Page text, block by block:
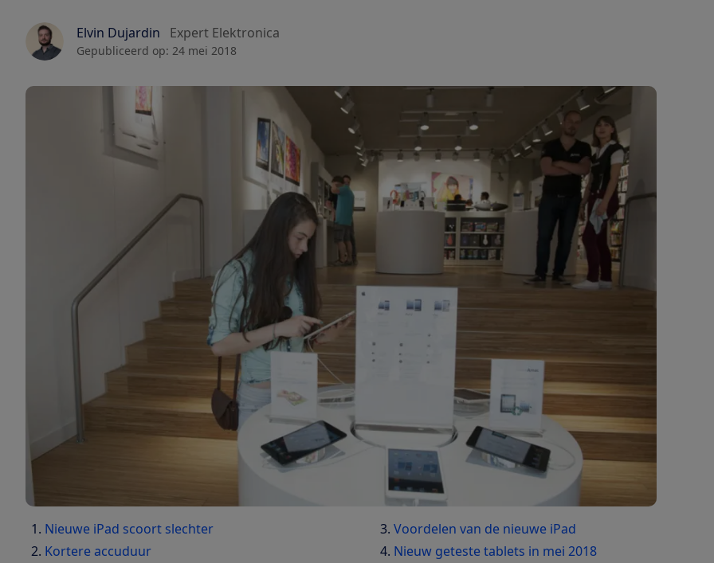
Elvin Dujardin Expert Elektronica
Gepubliceerd op: 24 mei 2018
Nieuwe iPad scoort slechter
Kortere accuduur
Voordelen van de nieuwe iPad
Nieuw geteste tablets in mei 2018